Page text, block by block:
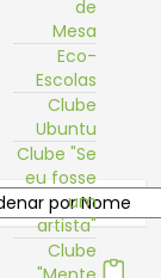
de
Mesa
Eco-
Escolas
Clube
Ubuntu
Clube "Se
eu fosse
um
artista"
Clube